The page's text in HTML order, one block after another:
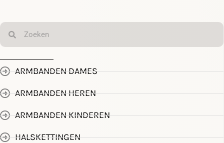
ARMBANDEN DAMES
ARMBANDEN HEREN
ARMBANDEN KINDEREN
HALSKETTINGEN